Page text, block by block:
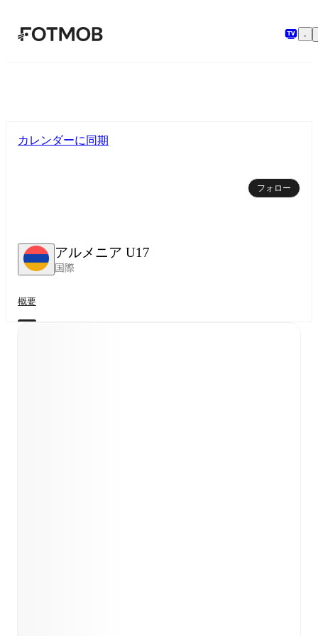
メインコンテンツへスキップ
アルメニア U17
国際
カレンダーに同期
フォロー
概要